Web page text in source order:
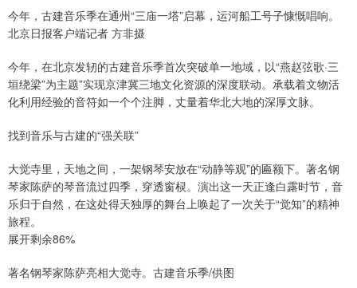
今年，古建音乐季在通州“三庙一塔”启幕，运河船工号子慷慨唱响。
北京日报客户端记者 方非摄
今年，在北京发轫的古建音乐季首次突破单一地域，以“燕赵弦歌·三
垣绕梁”为主题”实现京津冀三地文化资源的深度联动。承载着文物活
化利用经验的音符如一个个注脚，丈量着华北大地的深厚文脉。
找到音乐与古建的“强关联”
大觉寺里，天地之间，一架钢琴安放在“动静等观”的匾额下。著名钢
琴家陈萨的琴音流过四季，穿透窗棂。演出这一天正逢白露时节，音
乐归于自然，在这处得天独厚的舞台上唤起了一次关于“觉知”的精神
旅程。
展开剩余86%
著名钢琴家陈萨亮相大觉寺。古建音乐季/供图